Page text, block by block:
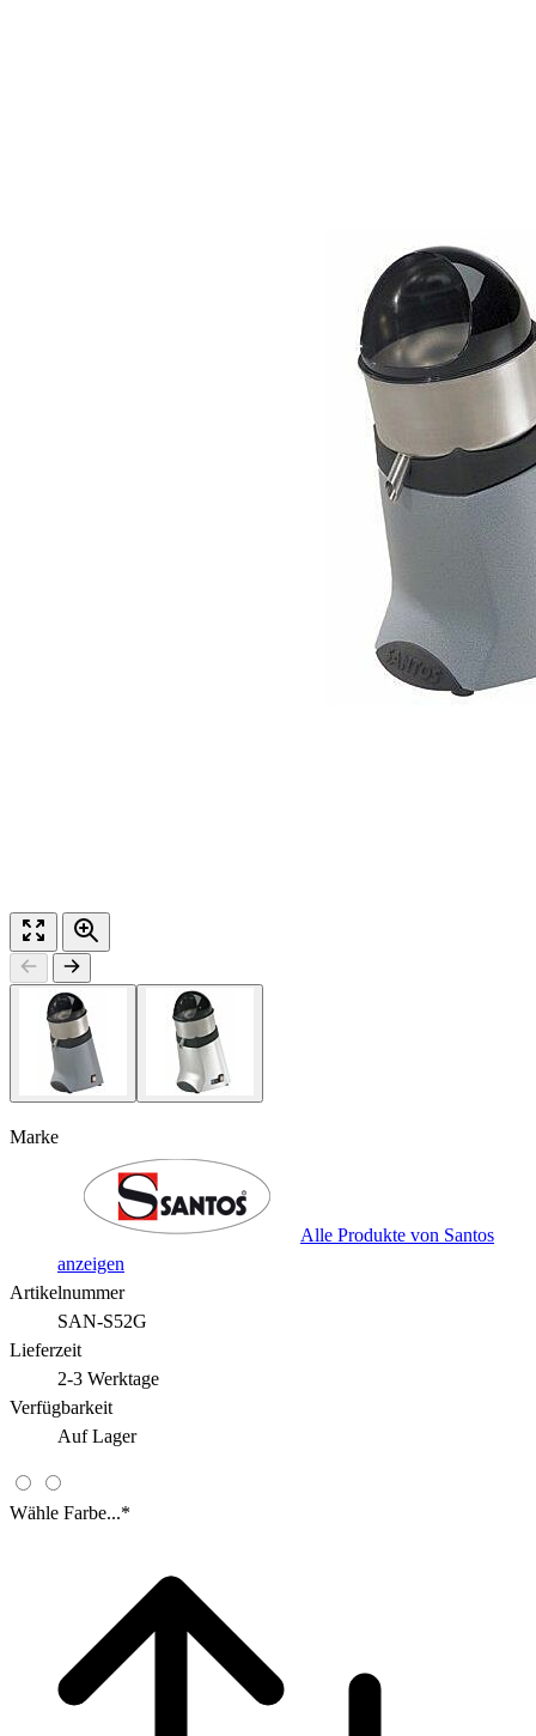
Marke
Alle Produkte von Santos
anzeigen
Artikelnummer
SAN-S52G
Lieferzeit
2-3 Werktage
Verfügbarkeit
Auf Lager
Wähle Farbe...*